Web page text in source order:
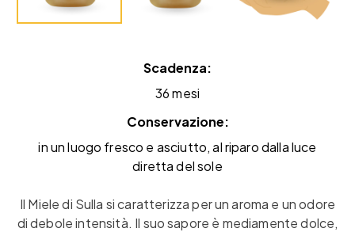
Scadenza:
36 mesi
Conservazione:
in un luogo fresco e asciutto, al riparo dalla luce
diretta del sole
Il Miele di Sulla si caratterizza per un aroma e un odore
di debole intensità. Il suo sapore è mediamente dolce,